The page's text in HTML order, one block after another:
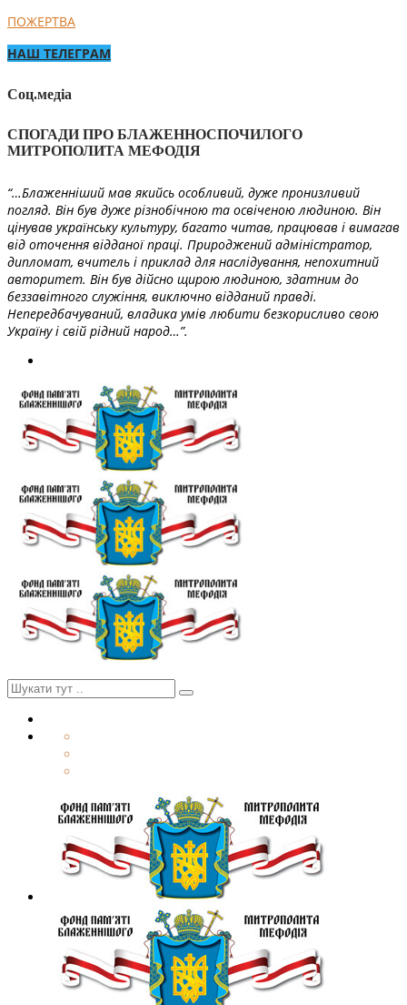
ПОЖЕРТВА
НАШ ТЕЛЕГРАМ
Соц.медіа
СПОГАДИ ПРО БЛАЖЕННОСПОЧИЛОГО
МИТРОПОЛИТА МЕФОДІЯ
“…Блаженніший мав якийсь особливий, дуже пронизливий
погляд. Він був дуже різнобічною та освіченою людиною. Він
цінував українську культуру, багато читав, працював і вимагав
від оточення відданої праці. Природжений адміністратор,
дипломат, вчитель і приклад для наслідування, непохитний
авторитет. Він був дійсно щирою людиною, здатним до
беззавітного служіння, виключно відданий правді.
Непередбачуваний, владика умів любити безкорисливо свою
Україну і свій рідний народ…”.